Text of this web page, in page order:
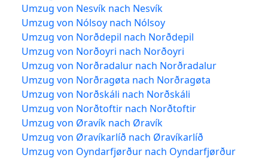
Umzug von Nesvík nach Nesvík
Umzug von Nólsoy nach Nólsoy
Umzug von Norðdepil nach Norðdepil
Umzug von Norðoyri nach Norðoyri
Umzug von Norðradalur nach Norðradalur
Umzug von Norðragøta nach Norðragøta
Umzug von Norðskáli nach Norðskáli
Umzug von Norðtoftir nach Norðtoftir
Umzug von Øravík nach Øravík
Umzug von Øravíkarlíð nach Øravíkarlíð
Umzug von Oyndarfjørður nach Oyndarfjørður